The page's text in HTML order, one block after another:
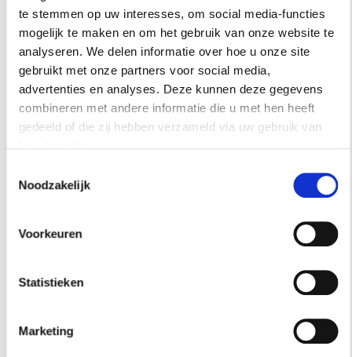
te stemmen op uw interesses, om social media-functies
mogelijk te maken en om het gebruik van onze website te
analyseren. We delen informatie over hoe u onze site
gebruikt met onze partners voor social media,
advertenties en analyses. Deze kunnen deze gegevens
combineren met andere informatie die u met hen heeft
gedeeld of die zij hebben verzameld via uw gebruik van
Noodzakelijk
Voorkeuren
Statistieken
Marketing
Ontwerpers David Wahlgren en Joanna Lavén van Studio Lawahl. Het
schilderij op de achtergrond is van Albert Johansson, de gordijnen zijn
van Ripasso-stof van Astrid.